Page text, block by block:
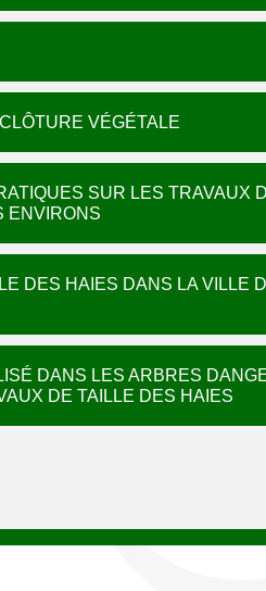
VÉGÉTALE
SUR LES TRAVAUX
ENVIRONS
DES HAIES DANS LA VILLE
DANS LES ARBRES
DE TAILLE DES HAIES